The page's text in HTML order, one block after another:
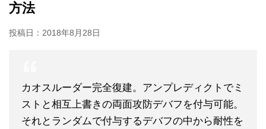
方法
投稿日： 2018年8月28日
カオスルーダー完全復建。アンプレディクトでミ
ストと相互上書きの両面攻防デバフを付与可能。
それとランダムで付与するデバフの中から耐性を